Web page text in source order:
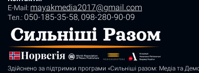
E-Mail: mayakmedia2017@gmail.com
Tел.: 050-185-35-58, 098-280-90-09
Здійснено за підтримки програми «Сильніші разом: Медіа та